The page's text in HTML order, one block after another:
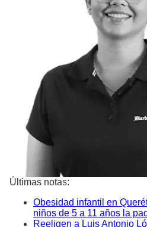
Últimas notas:
Obesidad infantil en
niños de 5 a 11 años la
Reeligen a Luis Antonio